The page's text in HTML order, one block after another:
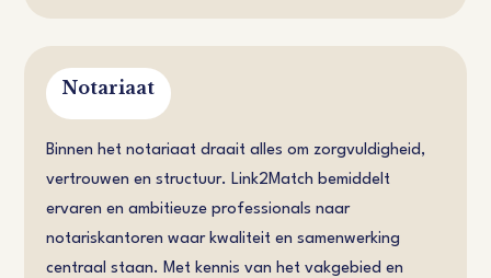
Notariaat
Binnen het notariaat draait alles om zorgvuldigheid,
vertrouwen en structuur. Link2Match bemiddelt
ervaren en ambitieuze professionals naar
notariskantoren waar kwaliteit en samenwerking
centraal staan. Met kennis van het vakgebied en